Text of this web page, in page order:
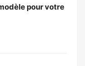
pour votre